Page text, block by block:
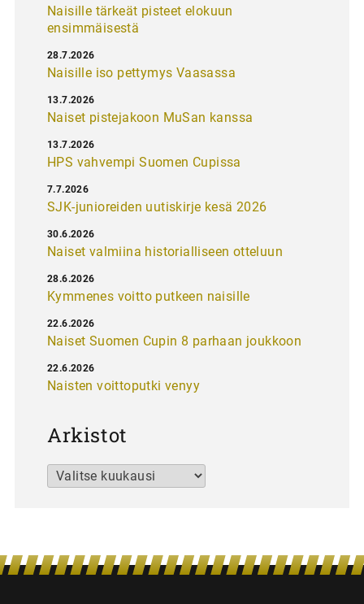
Naisille tärkeät pisteet elokuun
ensimmäisestä
Naisille iso pettymys Vaasassa
28.7.2026
Naiset pistejakoon MuSan kanssa
13.7.2026
HPS vahvempi Suomen Cupissa
13.7.2026
SJK-junioreiden uutiskirje kesä 2026
7.7.2026
Naiset valmiina historialliseen otteluun
30.6.2026
Kymmenes voitto putkeen naisille
28.6.2026
Naiset Suomen Cupin 8 parhaan joukkoon
22.6.2026
Naisten voittoputki venyy
22.6.2026
Arkistot
Arkistot